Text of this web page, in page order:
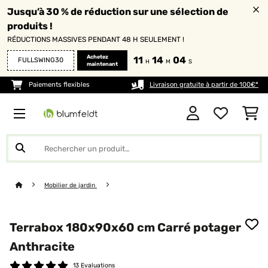
Jusqu’à 30 % de réduction sur une sélection de
produits !
RÉDUCTIONS MASSIVES PENDANT 48 H SEULEMENT !
FULLSWING30
Achetez
maintenant
11 H 14 M 03 S
Paiements flexibles Livraison gratuite à partir de 100€*
Mobilier de jardin
Terrabox 180x90x60 cm Carré potager
Anthracite
13 Evaluations